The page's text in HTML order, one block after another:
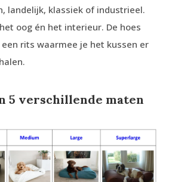
landelijk, klassiek of industrieel.
oog én het interieur. De hoes
rits waarmee je het kussen er
5 verschillende maten